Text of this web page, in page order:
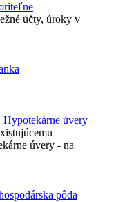
účty, úroky v
úvery
úvery - na
pôda